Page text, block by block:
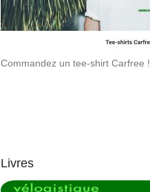
Commandez un tee-shirt Carfree !
Livres